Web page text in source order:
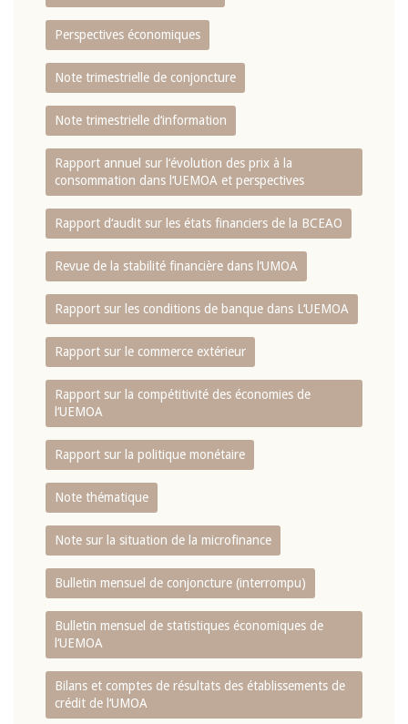
Perspectives économiques
Note trimestrielle de conjoncture
Note trimestrielle d‘information
Rapport annuel sur l‘évolution des prix à la
consommation dans l‘UEMOA et perspectives
Rapport d‘audit sur les états financiers de la BCEAO
Revue de la stabilité financière dans l‘UMOA
Rapport sur les conditions de banque dans L‘UEMOA
Rapport sur le commerce extérieur
Rapport sur la compétitivité des économies de
l‘UEMOA
Rapport sur la politique monétaire
Note thématique
Note sur la situation de la microfinance
Bulletin mensuel de conjoncture (interrompu)
Bulletin mensuel de statistiques économiques de
l‘UEMOA
Bilans et comptes de résultats des établissements de
crédit de l‘UMOA